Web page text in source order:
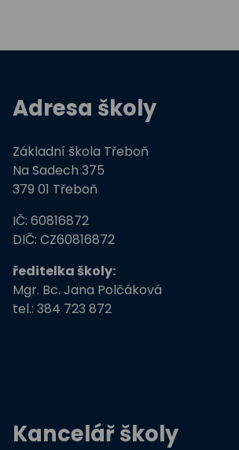
Adresa školy
Základní škola Třeboň
Na Sadech 375
379 01 Třeboň
IČ: 60816872
DIČ: CZ60816872
ředitelka školy:
Mgr. Bc. Jana Polčáková
tel.: 384 723 872
Kancelář školy